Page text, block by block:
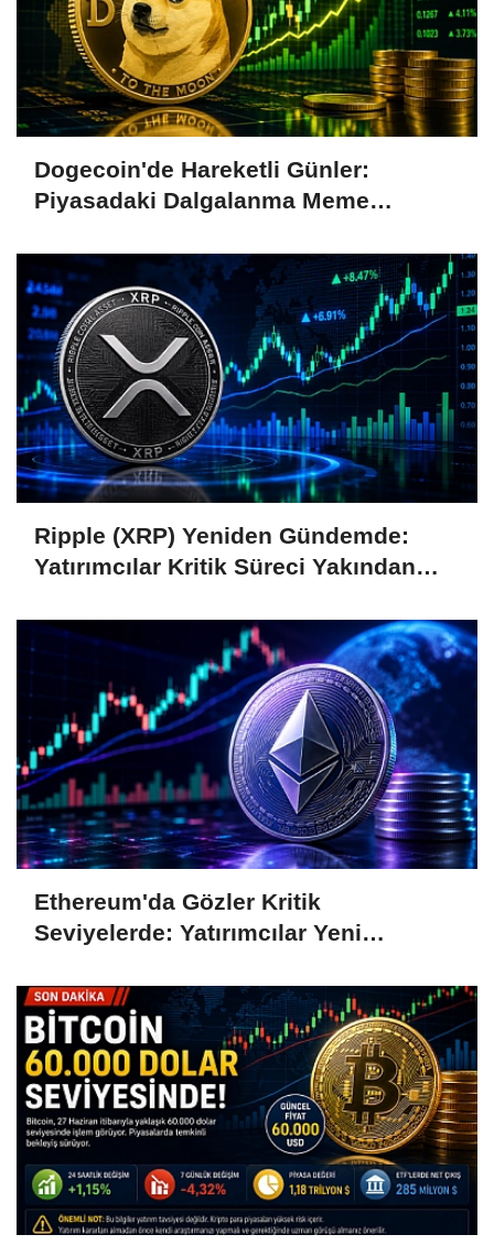
Dogecoin'de Hareketli Günler:
Piyasadaki Dalgalanma Meme
Ripple (XRP) Yeniden Gündemde:
Yatırımcılar Kritik Süreci Yakından
Ethereum'da Gözler Kritik
Seviyelerde: Yatırımcılar Yeni